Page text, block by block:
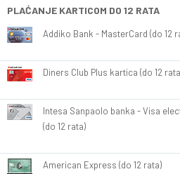
PLAĆANJE KARTICOM DO 12 RATA
Addiko Bank - MasterCard (do 12
Diners Club Plus kartica (do 12
Intesa Sanpaolo banka - Visa
(do 12 rata)
American Express (do 12 rata)